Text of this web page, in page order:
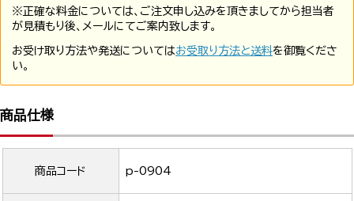
※正確な料金については、ご注文申し込みを頂きましてから担当者
が見積もり後、メールにてご案内致します。
お受け取り方法や発送についてはお受取り方法と送料を御覧くださ
い。
商品仕様
商品コード p-0904